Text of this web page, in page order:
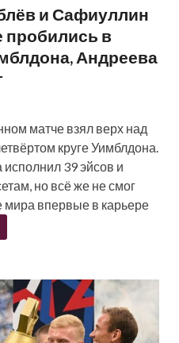
и Сафиуллин
пробились в
Андреева
матче взял верх над
круге Уимблдона.
исполнил 39 эйсов и
но всё же не смог
мира впервые в карьере